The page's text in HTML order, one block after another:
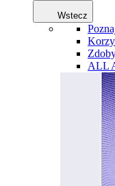
Wstecz
ALL